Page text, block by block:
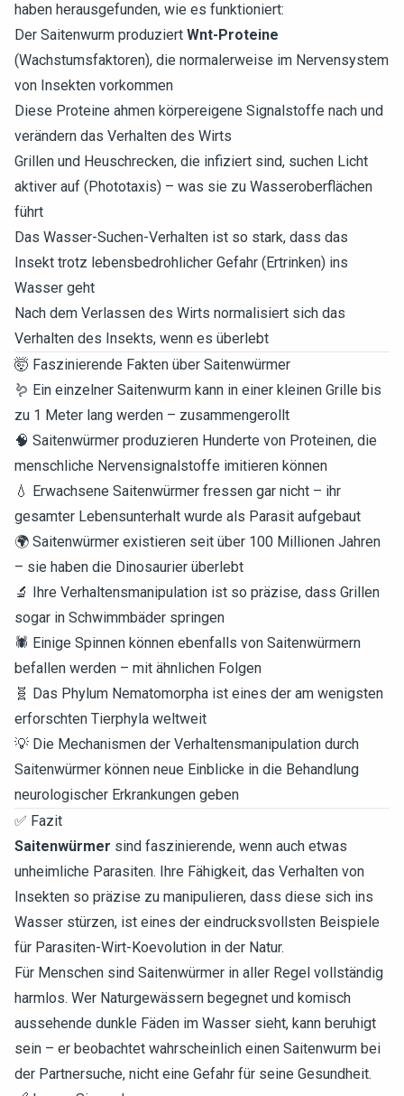
haben herausgefunden, wie es funktioniert:
Der Saitenwurm produziert Wnt-Proteine
(Wachstumsfaktoren), die normalerweise im Nervensystem
von Insekten vorkommen
Diese Proteine ahmen körpereigene Signalstoffe nach und
verändern das Verhalten des Wirts
Grillen und Heuschrecken, die infiziert sind, suchen Licht
aktiver auf (Phototaxis) – was sie zu Wasseroberflächen
führt
Das Wasser-Suchen-Verhalten ist so stark, dass das
Insekt trotz lebensbedrohlicher Gefahr (Ertrinken) ins
Wasser geht
Nach dem Verlassen des Wirts normalisiert sich das
Verhalten des Insekts, wenn es überlebt
🤯 Faszinierende Fakten über Saitenwürmer
🪱 Ein einzelner Saitenwurm kann in einer kleinen Grille bis
zu 1 Meter lang werden – zusammengerollt
🧠 Saitenwürmer produzieren Hunderte von Proteinen, die
menschliche Nervensignalstoffe imitieren können
💧 Erwachsene Saitenwürmer fressen gar nicht – ihr
gesamter Lebensunterhalt wurde als Parasit aufgebaut
🌍 Saitenwürmer existieren seit über 100 Millionen Jahren
– sie haben die Dinosaurier überlebt
🔬 Ihre Verhaltensmanipulation ist so präzise, dass Grillen
sogar in Schwimmbäder springen
🕷️ Einige Spinnen können ebenfalls von Saitenwürmern
befallen werden – mit ähnlichen Folgen
🧬 Das Phylum Nematomorpha ist eines der am wenigsten
erforschten Tierphyla weltweit
💡 Die Mechanismen der Verhaltensmanipulation durch
Saitenwürmer können neue Einblicke in die Behandlung
neurologischer Erkrankungen geben
✅ Fazit
Saitenwürmer sind faszinierende, wenn auch etwas
unheimliche Parasiten. Ihre Fähigkeit, das Verhalten von
Insekten so präzise zu manipulieren, dass diese sich ins
Wasser stürzen, ist eines der eindrucksvollsten Beispiele
für Parasiten-Wirt-Koevolution in der Natur.
Für Menschen sind Saitenwürmer in aller Regel vollständig
harmlos. Wer Naturgewässern begegnet und komisch
aussehende dunkle Fäden im Wasser sieht, kann beruhigt
sein – er beobachtet wahrscheinlich einen Saitenwurm bei
der Partnersuche, nicht eine Gefahr für seine Gesundheit.